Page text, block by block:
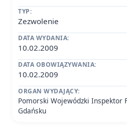
TYP:
Zezwolenie
DATA WYDANIA:
10.02.2009
DATA OBOWIĄZYWANIA:
10.02.2009
ORGAN WYDAJĄCY:
Pomorski Wojewódzki Inspektor
Gdańsku